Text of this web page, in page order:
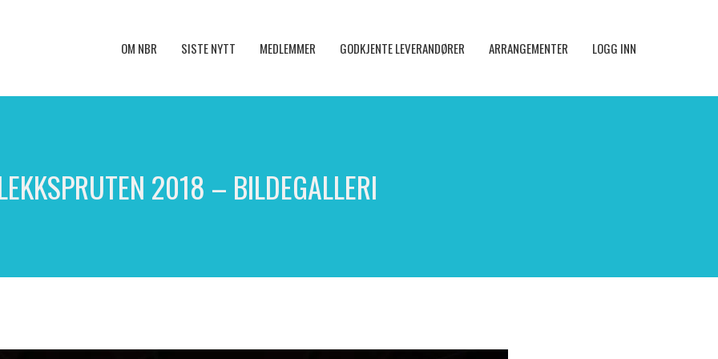
OM NBR SISTE NYTT MEDLEMMER GODKJENTE LEVERANDØRER ARRANGEMENTER LOGG INN
2018 – BILDEGALLERI